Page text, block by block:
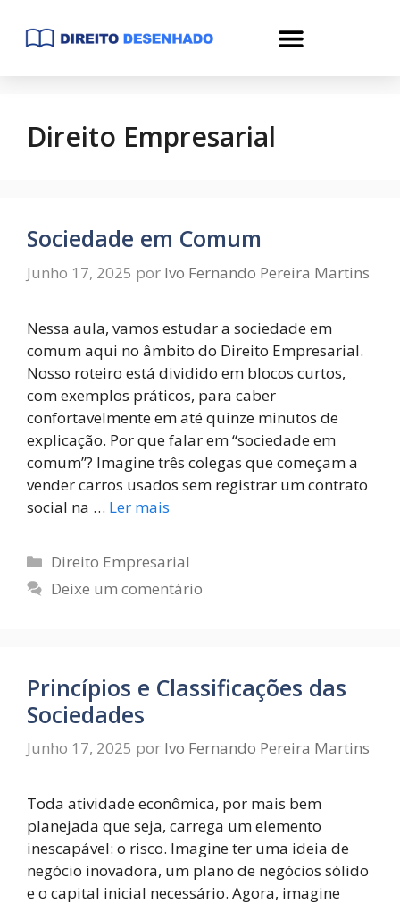
Direito Empresarial
Sociedade em Comum
Junho 17, 2025 por Ivo Fernando Pereira Martins
Nessa aula, vamos estudar a sociedade em
comum aqui no âmbito do Direito Empresarial.
Nosso roteiro está dividido em blocos curtos,
com exemplos práticos, para caber
confortavelmente em até quinze minutos de
explicação. Por que falar em “sociedade em
comum”? Imagine três colegas que começam a
vender carros usados sem registrar um contrato
social na … Ler mais
Direito Empresarial
Deixe um comentário
Princípios e Classificações das
Sociedades
Junho 17, 2025 por Ivo Fernando Pereira Martins
Toda atividade econômica, por mais bem
planejada que seja, carrega um elemento
inescapável: o risco. Imagine ter uma ideia de
negócio inovadora, um plano de negócios sólido
e o capital inicial necessário. Agora, imagine